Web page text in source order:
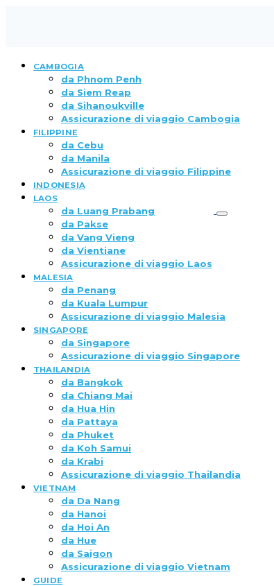
CAMBOGIA
da Phnom Penh
da Siem Reap
da Sihanoukville
Assicurazione di viaggio Cambogia
FILIPPINE
da Cebu
da Manila
Assicurazione di viaggio Filippine
INDONESIA
LAOS
da Luang Prabang
da Pakse
da Vang Vieng
da Vientiane
Assicurazione di viaggio Laos
MALESIA
da Penang
da Kuala Lumpur
Assicurazione di viaggio Malesia
SINGAPORE
da Singapore
Assicurazione di viaggio Singapore
THAILANDIA
da Bangkok
da Chiang Mai
da Hua Hin
da Pattaya
da Phuket
da Koh Samui
da Krabi
Assicurazione di viaggio Thailandia
VIETNAM
da Da Nang
da Hanoi
da Hoi An
da Hue
da Saigon
Assicurazione di viaggio Vietnam
GUIDE